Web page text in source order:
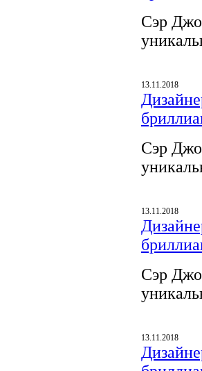
Сэр
13.11.2018
Сэр
13.11.2018
Сэр
13.11.2018